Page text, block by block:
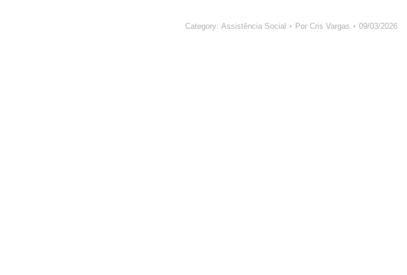
Category: Assistência Social Por Cris Vargas 09/03/2026